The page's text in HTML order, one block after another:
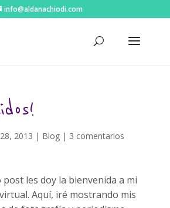
info@aldanachiodi.com
2013 | Blog| 3 comentarios
post les doy la bienvenida a mi
Aquí, iré mostrando mis